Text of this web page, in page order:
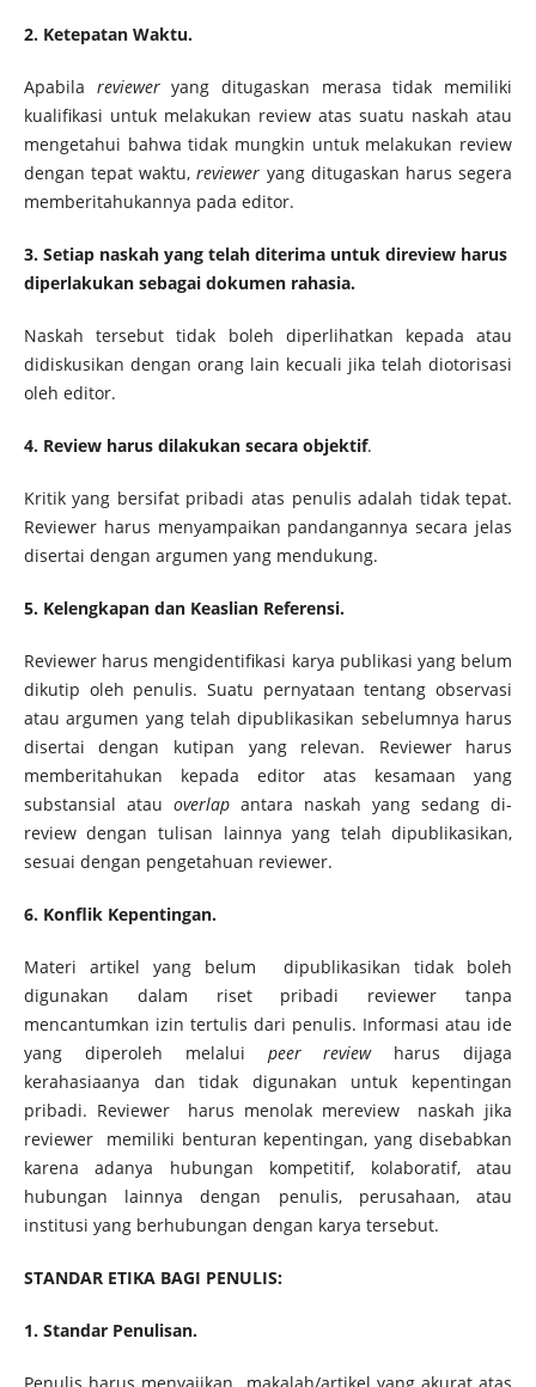
2. Ketepatan Waktu.
Apabila revieweryang ditugaskan merasa tidak memiliki
kualifikasi untuk melakukan review atas suatu naskah atau
mengetahui bahwa tidak mungkin untuk melakukan review
dengan tepat waktu,reviewer yang ditugaskan harus segera
memberitahukannya pada editor.
3. Setiap naskah yang telah diterima untuk direview harus
diperlakukan sebagai dokumen rahasia.
Naskah tersebut tidak boleh diperlihatkan kepada atau
didiskusikan dengan orang lain kecuali jika telah diotorisasi
oleh editor.
4. Review harus dilakukan secara objektif.
Kritik yang bersifat pribadi atas penulis adalah tidak tepat.
Reviewer harus menyampaikan pandangannya secara jelas
disertai dengan argumen yang mendukung.
5. Kelengkapan dan Keaslian Referensi.
Reviewer harus mengidentifikasi karya publikasi yang belum
dikutip oleh penulis. Suatu pernyataan tentang observasi
atau argumen yang telah dipublikasikan sebelumnya harus
disertai dengan kutipan yang relevan. Reviewer harus
memberitahukan kepada editor atas kesamaan yang
substansial atau overlapantara naskah yang sedang di-
review dengan tulisan lainnya yang telah dipublikasikan,
sesuai dengan pengetahuan reviewer.
6. Konflik Kepentingan.
Materi artikel yang belum dipublikasikan tidak boleh
digunakan dalam riset pribadi reviewer tanpa
mencantumkan izin tertulis dari penulis. Informasi atau ide
yang diperoleh melalui peer review harus dijaga
kerahasiaanya dan tidak digunakan untuk kepentingan
pribadi. Reviewer harus menolak mereview naskah jika
reviewer memiliki benturan kepentingan, yang disebabkan
karena adanya hubungan kompetitif, kolaboratif, atau
hubungan lainnya dengan penulis, perusahaan, atau
institusi yang berhubungan dengan karya tersebut.
STANDAR ETIKA BAGI PENULIS:
1. Standar Penulisan.